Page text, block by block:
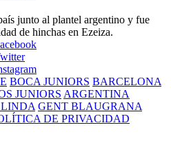
junto al plantel argentino y fue
de hinchas en Ezeiza.
BOCA JUNIORS BARCELONA
JUNIORS ARGENTINA
GENT BLAUGRANA
DE PRIVACIDAD